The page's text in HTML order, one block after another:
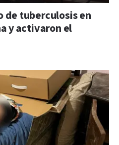
de tuberculosis en
y activaron el